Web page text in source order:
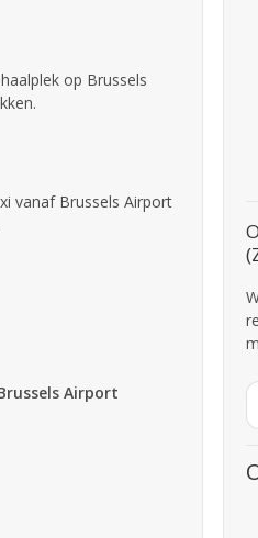
op Brussels
vanaf Brussels Airport
Airport